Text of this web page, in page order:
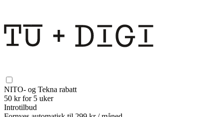
NITO- og Tekna rabatt
50 kr for 5 uker
Introtilbud